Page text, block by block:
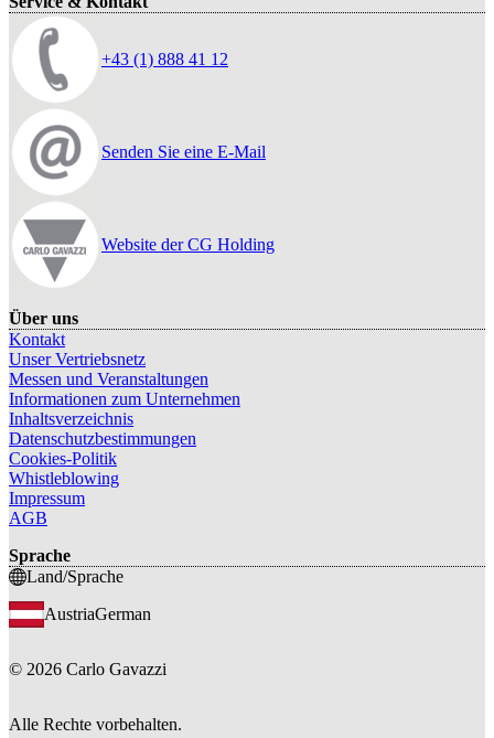
+43 (1) 888 41 12
Senden Sie eine E-Mail
Website der CG Holding
Über uns
Kontakt
Unser Vertriebsnetz
Messen und Veranstaltungen
Informationen zum Unternehmen
Inhaltsverzeichnis
Datenschutzbestimmungen
Cookies-Politik
Whistleblowing
Impressum
AGB
Sprache
Land/Sprache
AustriaGerman
© 2026 Carlo Gavazzi
Alle Rechte vorbehalten.